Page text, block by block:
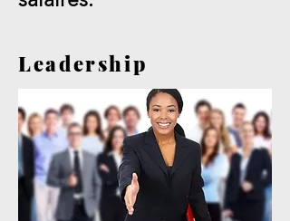
Leadership